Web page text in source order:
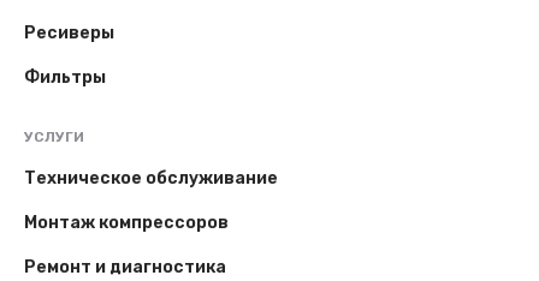
Ресиверы
Фильтры
УСЛУГИ
Техническое обслуживание
Монтаж компрессоров
Ремонт и диагностика